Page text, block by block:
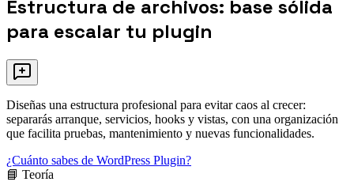
Estructura de archivos: base sólida
para escalar tu plugin
Diseñas una estructura profesional para evitar caos al crecer:
separarás arranque, servicios, hooks y vistas, con una organización
que facilita pruebas, mantenimiento y nuevas funcionalidades.
¿Cuánto sabes de WordPress Plugin?
📘 Teoría